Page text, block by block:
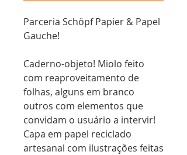
Parceria Schöpf Papier & Papel
Gauche!
Caderno-objeto! Miolo feito
com reaproveitamento de
folhas, alguns em branco
outros com elementos que
convidam o usuário a intervir!
Capa em papel reciclado
artesanal com ilustrações feitas